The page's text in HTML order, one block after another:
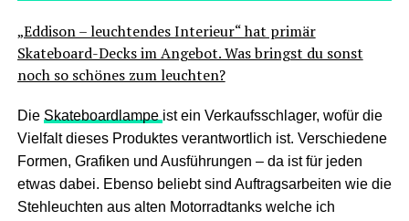
„Eddison – leuchtendes Interieur“ hat primär
Skateboard-Decks im Angebot. Was bringst du sonst
noch so schönes zum leuchten?
Die Skateboardlampe ist ein Verkaufsschlager, wofür die
Vielfalt dieses Produktes verantwortlich ist. Verschiedene
Formen, Grafiken und Ausführungen – da ist für jeden
etwas dabei. Ebenso beliebt sind Auftragsarbeiten wie die
Stehleuchten aus alten Motorradtanks welche ich